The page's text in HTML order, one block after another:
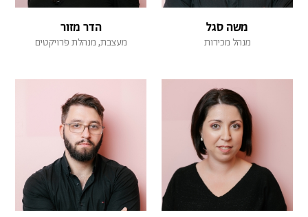
משה סגל
מנהל מכירות
הדר מזור
מעצבת, מנהלת פרויקטים